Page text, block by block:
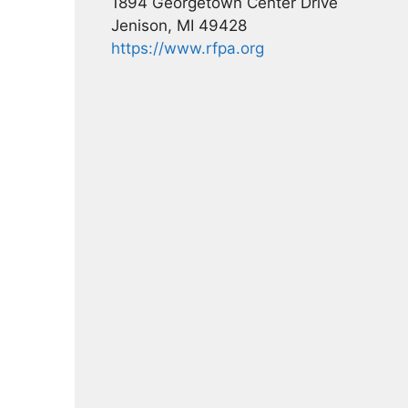
Jenison, MI 49428
https://www.rfpa.org